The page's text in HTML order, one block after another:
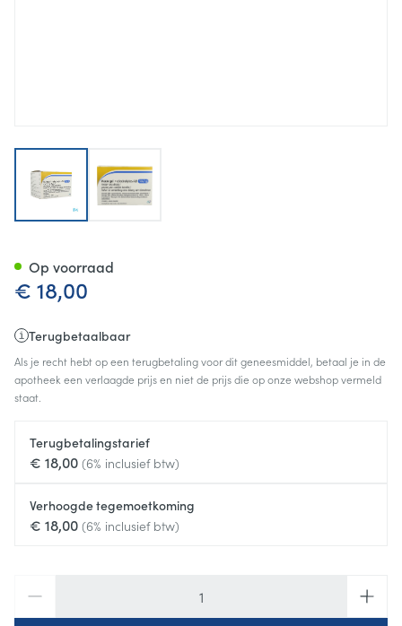
€ 18,00
Terugbetaalbaar
Als je recht hebt op een terugbetaling voor dit geneesmiddel, betaal je in de
apotheek een verlaagde prijs en niet de prijs die op onze webshop vermeld
staat.
Terugbetalingstarief
€ 18,00 (6% inclusief btw)
Verhoogde tegemoetkoming
€ 18,00 (6% inclusief btw)
Op voorraad